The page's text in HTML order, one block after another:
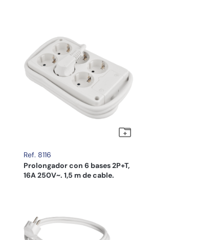
Ref. 8116
Prolongador con 6 bases 2P+T,
16A 250V~. 1,5 m de cable.